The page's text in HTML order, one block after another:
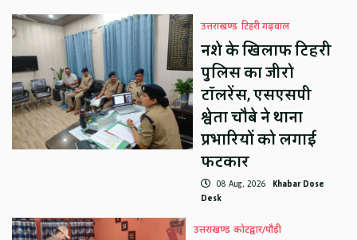
उत्तराखण्ड टिहरी गढ़वाल
नशे के खिलाफ टिहरी
पुलिस का जीरो
टॉलरेंस, एसएसपी
श्वेता चौबे ने थाना
प्रभारियों को लगाई
फटकार
08 Aug, 2026 Khabar Dose
Desk
उत्तराखण्ड कोटद्वार/पौड़ी